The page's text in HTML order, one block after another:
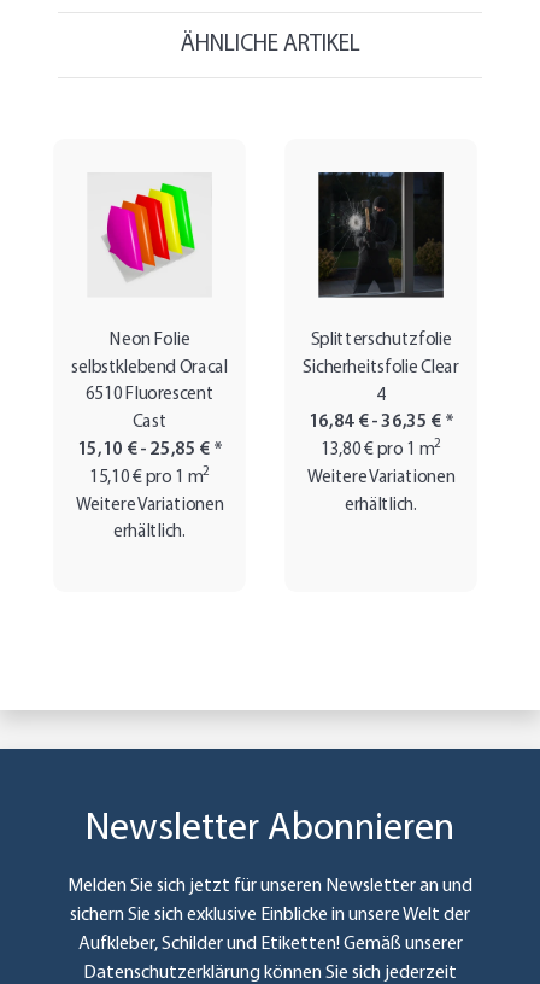
ÄHNLICHE ARTIKEL
Neon Folie
selbstklebend Oracal
6510 Fluorescent
Cast
15,10 € - 25,85 € *
15,10 € pro 1 m2
Weitere Variationen
erhältlich.
Splitterschutzfolie
Sicherheitsfolie Clear
4
16,84 € -36,35 € *
13,80 € pro 1 m2
Weitere Variationen
erhältlich.
Newsletter Abonnieren
Melden Sie sich jetzt für unseren Newsletter an und
sichern Sie sich exklusive Einblicke in unsere Welt der
Aufkleber, Schilder und Etiketten! Gemäß unserer
Datenschutzerklärung können Sie sich jederzeit